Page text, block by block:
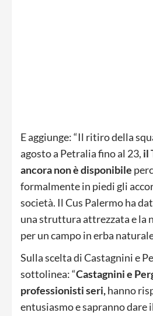
E aggiunge: “Il ritiro della
agosto a Petralia fino al 23, il
ancora non è disponibile
formalmente in piedi gli
società. Il Cus Palermo ha
una struttura attrezzata e la
per un campo in erba
Sulla scelta di Castagnini e
sottolinea: “Castagnini e
professionisti seri,hanno
entusiasmo e sapranno